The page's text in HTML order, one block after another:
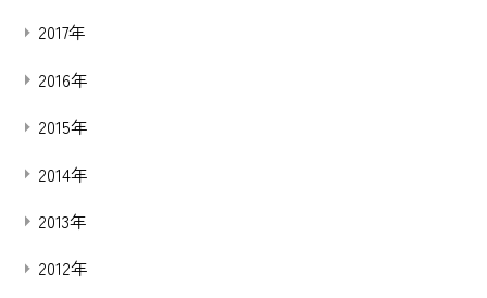
2017年
2016年
2015年
2014年
2013年
2012年